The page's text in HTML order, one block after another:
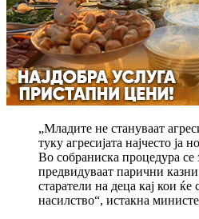
„Младите не стануваат
туку агресијата најчесто ја
Во собраниска процедура се
предвидуваат парични
старатели на деца кај кои
насилство“, истакна